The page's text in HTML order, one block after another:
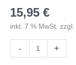
15,95 €
inkl. 7 % MwSt. zzgl.
- +